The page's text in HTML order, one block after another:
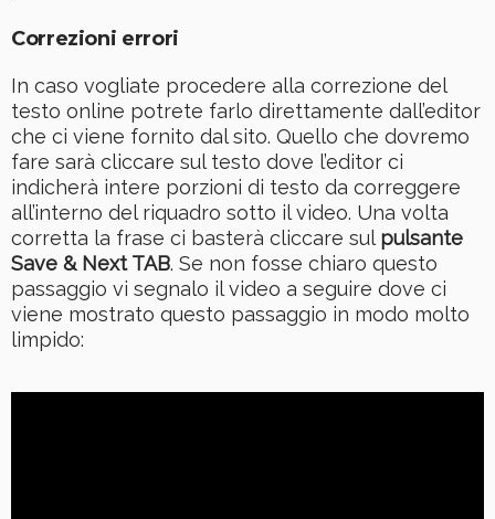
Correzioni errori
In caso vogliate procedere alla correzione del
testo online potrete farlo direttamente dall’editor
che ci viene fornito dal sito. Quello che dovremo
fare sarà cliccare sul testo dove l’editor ci
indicherà intere porzioni di testo da correggere
all’interno del riquadro sotto il video. Una volta
corretta la frase ci basterà cliccare sul pulsante
Save & Next TAB. Se non fosse chiaro questo
passaggio vi segnalo il video a seguire dove ci
viene mostrato questo passaggio in modo molto
limpido: